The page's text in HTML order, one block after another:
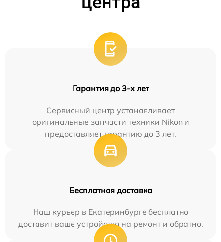
Гарантия до 3-х лет
Сервисный центр устанавливает
оригинальные запчасти техники Nikon и
предоставляет гарантию до 3 лет.
Бесплатная доставка
Наш курьер в Екатеринбурге бесплатно
доставит ваше устройство на ремонт и обратно.